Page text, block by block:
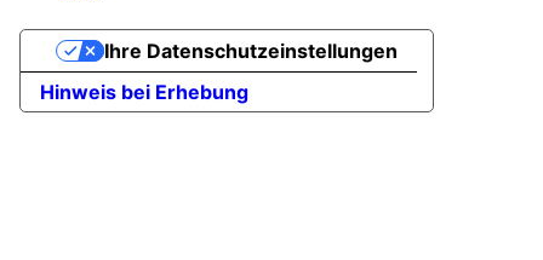
Hinweis bei Erhebung
Ihre Datenschutzeinstellungen